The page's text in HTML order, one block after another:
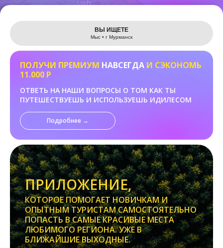
Leaflet
ВЫ ИЩЕТЕ
Мыс • г Мурманск
ПОЛУЧИ ПРЕМИУМ НАВСЕГДА И СЭКОНОМЬ
11.000 Р
ОТВЕТЬ НА НАШИ ВОПРОСЫ О ТОМ КАК ТЫ
ПУТЕШЕСТВУЕШЬ И ИСПОЛЬЗУЕШЬ ИДИЛЕСОМ
Подробнее →
ПРИЛОЖЕНИЕ,
КОТОРОЕ ПОМОГАЕТ НОВИЧКАМ И
ОПЫТНЫМ ТУРИСТАМ САМОСТОЯТЕЛЬНО
ПОПАСТЬ В САМЫЕ КРАСИВЫЕ МЕСТА
ЛЮБИМОГО РЕГИОНА. УЖЕ В
БЛИЖАЙШИЕ ВЫХОДНЫЕ.